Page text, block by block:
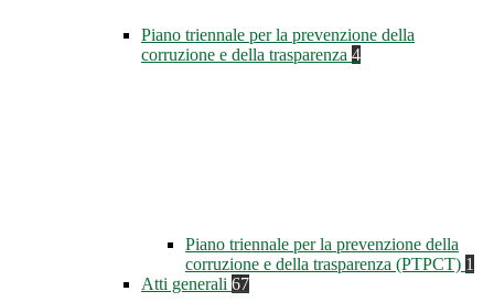
Piano triennale per la prevenzione della
corruzione e della trasparenza 4
Piano triennale per la prevenzione della
corruzione e della trasparenza (PTPCT) 1
Atti generali 67